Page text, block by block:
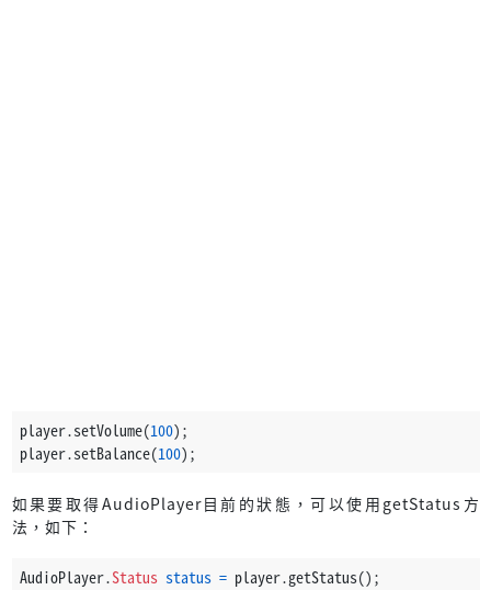
player.setVolume(100);
player.setBalance(100);
如果要取得AudioPlayer目前的狀態，可以使用getStatus方
法，如下：
AudioPlayer.Status status = player.getStatus();